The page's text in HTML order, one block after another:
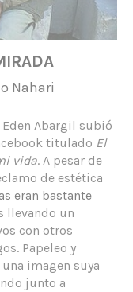
Nahari
Abargil subió
titulado El
vida. A pesar de
de estética
eran bastante
llevando un
con otros
Papeleo y
imagen suya
junto a